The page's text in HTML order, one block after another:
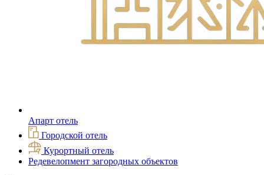
Апарт отель
Городской отель
Курортный отель
Редевелопмент загородных объектов